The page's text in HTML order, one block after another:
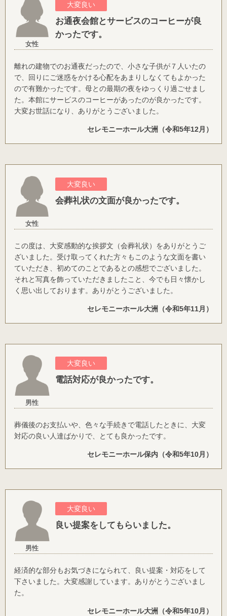
女性
大変良い
お通夜会館とサービスのコーヒーが良
かったです。
離れの建物でのお通夜だったので、小さな子供が７人いたの
で、回りにご迷惑をかける心配をあまりしなくてもよかった
ので有難かったです。母との最期の夜をゆっくり過ごせまし
た。本館にサービスのコーヒーがあったのが良かったです。
大変お世話になり、ありがとうございました。
セレモニーホール大洲（令和5年12月）
女性
大変良い
会葬礼状の文面が良かったです。
この度は、大変感動的な挨拶文（会葬礼状）をありがとうご
ざいました。受け取ってくれた方々もこのような文面を書い
ていただき、初めてのことであるとの感想でございました。
それと写真を飾っていただきましたこと、今でも日々懐かし
く思い出しております。ありがとうございました。
セレモニーホール大洲（令和5年11月）
男性
大変良い
電話対応が良かったです。
葬儀後のお支払いや、色々な手続きで電話したときに、大変
対応の良い人達ばかりで、とても良かったです。
セレモニーホール保内（令和5年10月）
男性
大変良い
良い提案をしてもらいました。
経済的な部分もお気づきになられて、良い提案・対応をして
下さいました。大変感謝しています。ありがとうございまし
た。
セレモニーホール大洲（令和5年10月）